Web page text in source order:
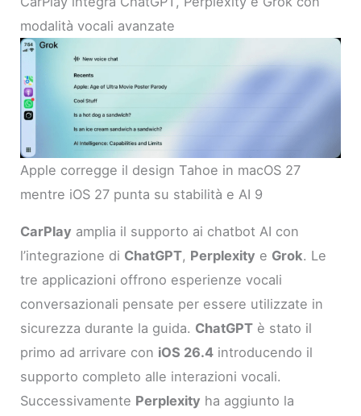
modalità vocali avanzate
Apple corregge il design Tahoe in macOS 27
mentre iOS 27 punta su stabilità e AI 9
CarPlay amplia il supporto ai chatbot AI con
l’integrazione di ChatGPT, Perplexity e Grok. Le
tre applicazioni offrono esperienze vocali
conversazionali pensate per essere utilizzate in
sicurezza durante la guida. ChatGPT è stato il
primo ad arrivare con iOS 26.4 introducendo il
supporto completo alle interazioni vocali.
Successivamente Perplexity ha aggiunto la